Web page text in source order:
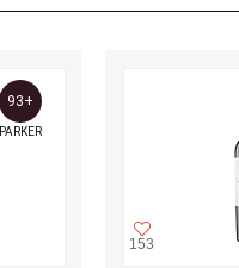
93+
PARKER
153